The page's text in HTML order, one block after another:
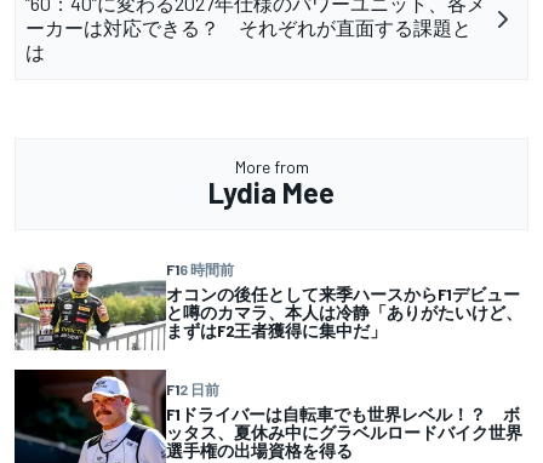
ーカーは対応できる？ それぞれが直面する課題と
は
More from
Lydia Mee
F16 時間前
オコンの後任として来季ハースからF1デビュー
と噂のカマラ、本人は冷静「ありがたいけど、
まずはF2王者獲得に集中だ」
F12 日前
F1ドライバーは自転車でも世界レベル！？ ボ
ッタス、夏休み中にグラベルロードバイク世界
選手権の出場資格を得る